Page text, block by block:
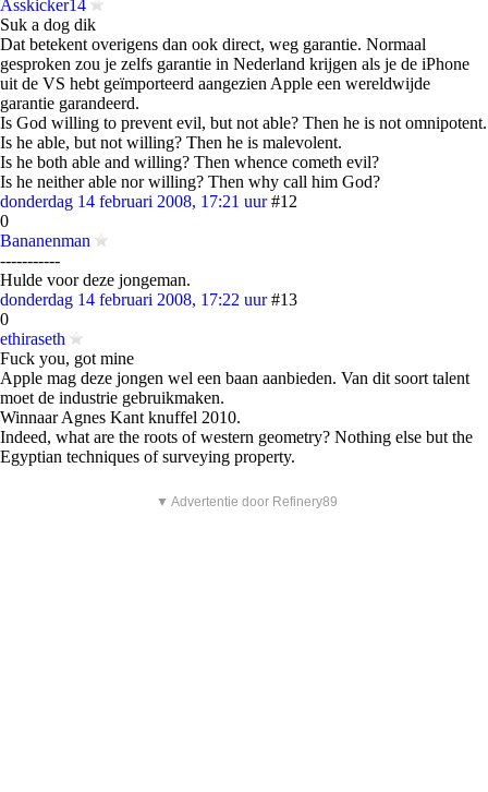
Asskicker14
Suk a dog dik
Dat betekent overigens dan ook direct, weg garantie. Normaal
gesproken zou je zelfs garantie in Nederland krijgen als je de iPhone
uit de VS hebt geïmporteerd aangezien Apple een wereldwijde
garantie garandeerd.
Is God willing to prevent evil, but not able? Then he is not omnipotent.
Is he able, but not willing? Then he is malevolent.
Is he both able and willing? Then whence cometh evil?
Is he neither able nor willing? Then why call him God?
donderdag 14 februari 2008, 17:21 uur #12
0
Bananenman
-----------
Hulde voor deze jongeman.
donderdag 14 februari 2008, 17:22 uur #13
0
ethiraseth
Fuck you, got mine
Apple mag deze jongen wel een baan aanbieden. Van dit soort talent
moet de industrie gebruikmaken.
Winnaar Agnes Kant knuffel 2010.
Indeed, what are the roots of western geometry? Nothing else but the
Egyptian techniques of surveying property.
▼ Advertentie door Refinery89